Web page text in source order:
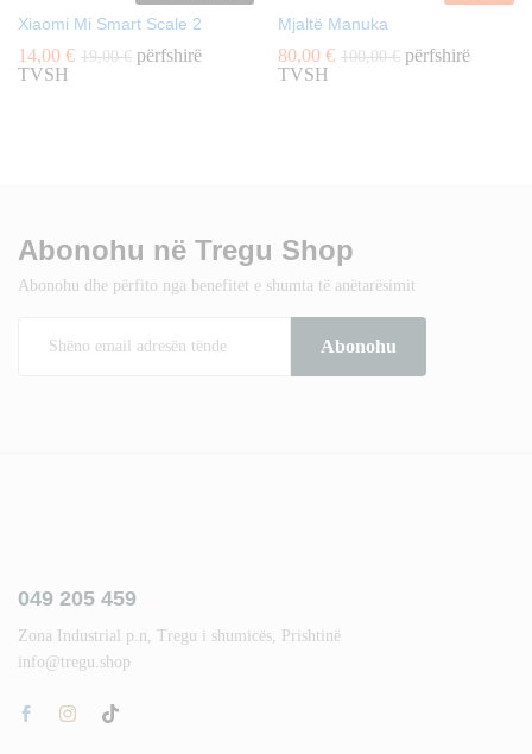
Xiaomi Mi Smart Scale 2
14,00 € 19,00€ përfshirë
TVSH
Mjaltë Manuka
80,00 € 100,00€ përfshirë
TVSH
Abonohu në Tregu Shop
Abonohu dhe përfito nga benefitet e shumta të anëtarësimit
049 205 459
Zona Industrial p.n, Tregu i shumicës, Prishtinë
info@tregu.shop